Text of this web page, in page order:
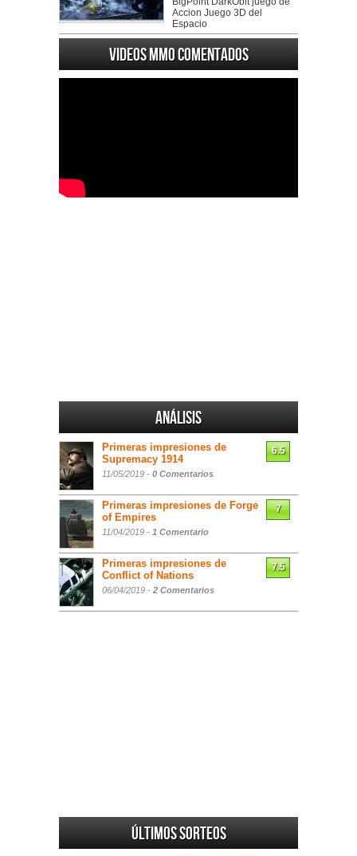
Accion Juego 3D del
Espacio
Videos MMO Comentados
Análisis
Primeras impresiones de
Supremacy 1914
11/05/2019 - 0 Comentarios
6.5
Primeras impresiones de Forge
of Empires
11/04/2019 - 1 Comentario
7
Primeras impresiones de
Conflict of Nations
06/04/2019 - 2 Comentarios
7.5
Últimos sorteos